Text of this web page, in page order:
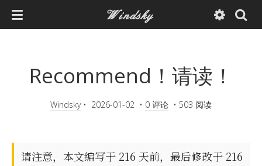
Windsky
Recommend！请读！
Windsky• 2026-01-02 • 0 评论 • 503 阅读
请注意，本文编写于 216 天前，最后修改于 216